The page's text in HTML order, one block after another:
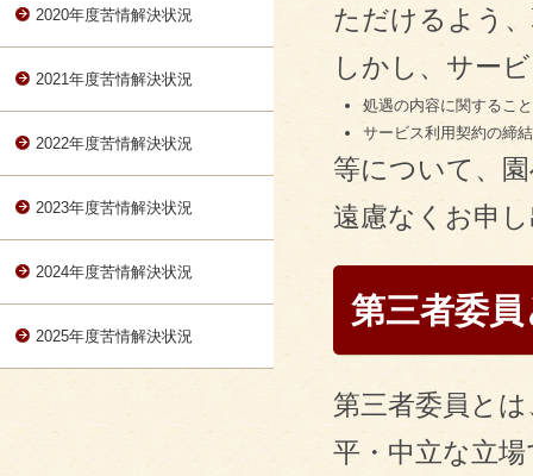
ただけるよう
しかし、サー
処遇の内容に関すること
サービス利用契約の締
等について、
遠慮なくお申
第三者委
第三者委員と
平・中立な立
2020年度苦情解決状況
2021年度苦情解決状況
2022年度苦情解決状況
2023年度苦情解決状況
2024年度苦情解決状況
2025年度苦情解決状況